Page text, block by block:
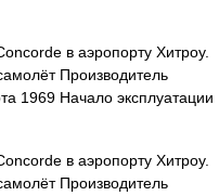
в аэропорту Хитроу.
Производитель
1969 Начало эксплуатации
в аэропорту Хитроу.
Производитель